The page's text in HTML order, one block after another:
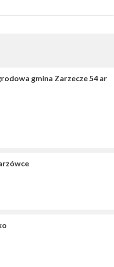
gmina Zarzecze 54 ar